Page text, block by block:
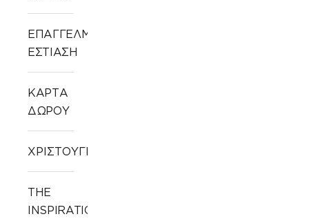
ΕΠΑΓΓΕΛΜΑΤΙΚΗ
ΕΣΤΙΑΣΗ
ΚΑΡΤΑ
ΔΩΡΟΥ
ΧΡΙΣΤΟΥΓΕΝΝΙΑΤΙΚΑ
THE
INSPIRATION